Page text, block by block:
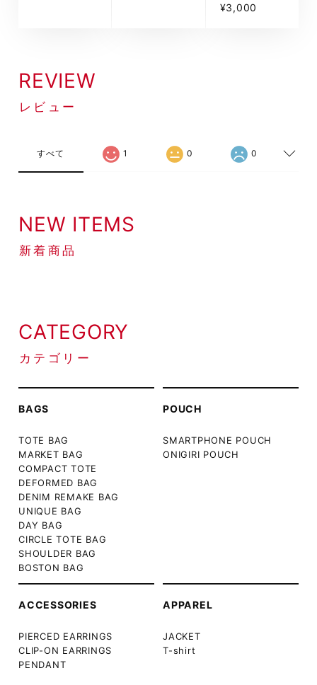
¥3,000
REVIEW
レビュー
すべて 1 0 0
NEW ITEMS
新着商品
CATEGORY
カテゴリー
BAGS
TOTE BAG
MARKET BAG
COMPACT TOTE
DEFORMED BAG
DENIM REMAKE BAG
UNIQUE BAG
DAY BAG
CIRCLE TOTE BAG
SHOULDER BAG
BOSTON BAG
POUCH
SMARTPHONE POUCH
ONIGIRI POUCH
ACCESSORIES
PIERCED EARRINGS
CLIP-ON EARRINGS
PENDANT
APPAREL
JACKET
T-shirt